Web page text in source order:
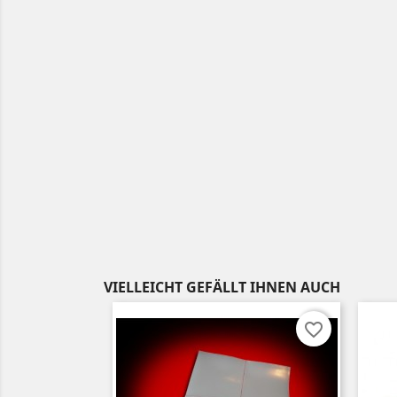
VIELLEICHT GEFÄLLT IHNEN AUCH
favorite_border